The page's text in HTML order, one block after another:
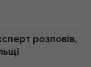
сітки на
розповів,